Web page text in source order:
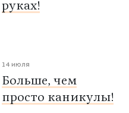
руках!
14 июля
Больше, чем
просто каникулы!